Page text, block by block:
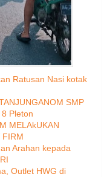
Ratusan Nasi kotak
SMP
Pleton
MELAkUKAN
FIRM
Arahan kepada
Outlet HWG di